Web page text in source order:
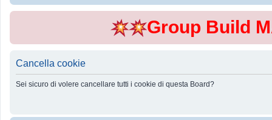
Group Build
Cancella cookie
Sei sicuro di volere cancellare tutti i cookie di questa Board?